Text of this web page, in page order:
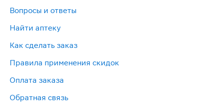
Вопросы и ответы
Найти аптеку
Как сделать заказ
Правила применения скидок
Оплата заказа
Обратная связь